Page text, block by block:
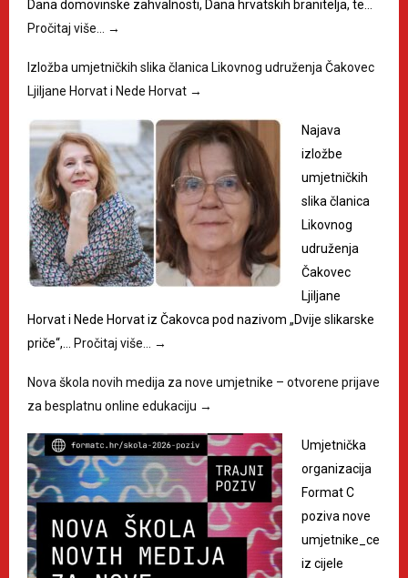
Dana domovinske zahvalnosti, Dana hrvatskih branitelja, te…
Pročitaj više…
→
Izložba umjetničkih slika članica Likovnog udruženja Čakovec
Ljiljane Horvat i Nede Horvat →
Najava
izložbe
umjetničkih
slika članica
Likovnog
udruženja
Čakovec
Ljiljane
Horvat i Nede Horvat iz Čakovca pod nazivom „Dvije slikarske
priče“,… Pročitaj više… →
Nova škola novih medija za nove umjetnike – otvorene prijave
za besplatnu online edukaciju →
Umjetnička
organizacija
Format C
poziva nove
umjetnike_ce
iz cijele